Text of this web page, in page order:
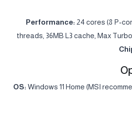
Performance: 24 cores (8 P-
threads, 36MB L3 cache, Max
OS: Windows 11 Home (MSI